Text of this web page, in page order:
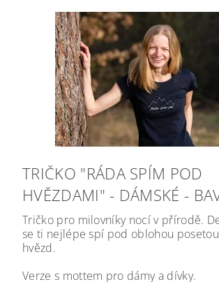
TRIČKO "RÁDA SPÍM POD
HVĚZDAMI" - DÁMSKÉ -
Tričko pro milovníky nocí v přírodě.
se ti nejlépe spí pod oblohou
hvězd.
Verze s mottem pro dámy a dívky.